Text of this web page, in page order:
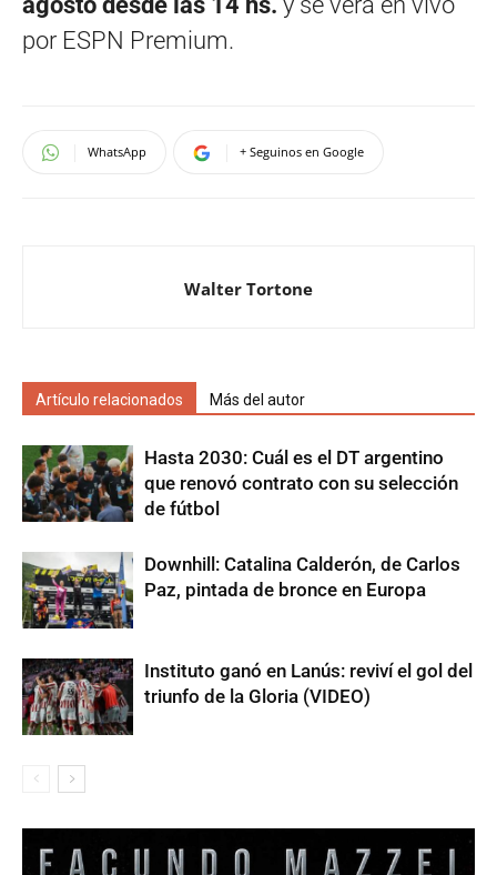
por ESPN Premium.
WhatsApp + Seguinos en Google
Walter Tortone
Artículo relacionados Más del autor
Hasta 2030: Cuál es el DT argentino
que renovó contrato con su selección
de fútbol
Downhill: Catalina Calderón, de Carlos
Paz, pintada de bronce en Europa
Instituto ganó en Lanús: reviví el gol del
triunfo de la Gloria (VIDEO)